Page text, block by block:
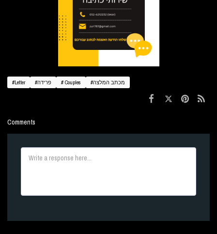
#Letter #פרידה # Couples #מכתב המלצה
Comments